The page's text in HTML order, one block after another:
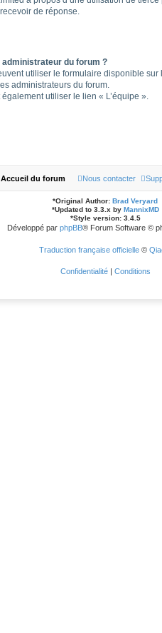
de réponse.
du forum ?
utiliser le formulaire disponible
administrateurs du forum.
utiliser le lien « L’équipe ».
Accueil du forum Nous contacter
*Original Author: Brad Veryard
*Updated to 3.3.x by MannixMD
*Style version: 3.4.5
Développé par phpBB® Forum Software ©
Traduction française officielle©
Confidentialité | Conditions